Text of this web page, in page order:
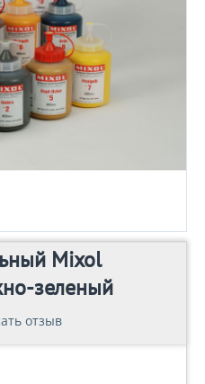
Mixol
зеленый
отзыв
отзыв